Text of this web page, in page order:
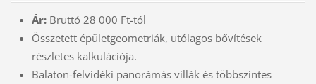
Ár:Bruttó 28 000 Ft-tól
Összetett épületgeometriák, utólagos bővítések
részletes kalkulációja.
Balaton-felvidéki panorámás villák és többszintes